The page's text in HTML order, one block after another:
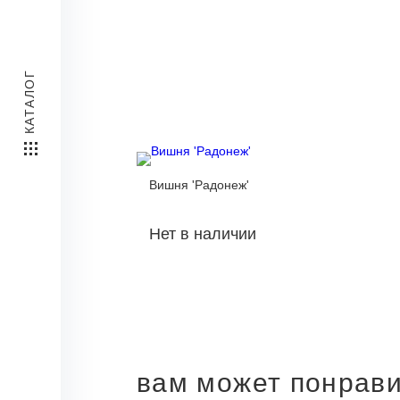
КАТАЛОГ
Вишня 'Радонеж'
Нет в наличии
вам может